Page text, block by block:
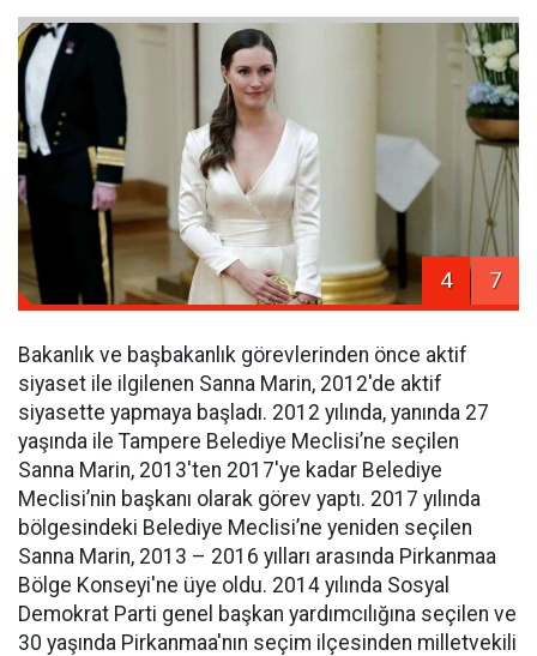
4 7
Bakanlık ve başbakanlık görevlerinden önce aktif
siyaset ile ilgilenen Sanna Marin, 2012'de aktif
siyasette yapmaya başladı. 2012 yılında, yanında 27
yaşında ile Tampere Belediye Meclisi’ne seçilen
Sanna Marin, 2013'ten 2017'ye kadar Belediye
Meclisi’nin başkanı olarak görev yaptı. 2017 yılında
bölgesindeki Belediye Meclisi’ne yeniden seçilen
Sanna Marin, 2013 – 2016 yılları arasında Pirkanmaa
Bölge Konseyi'ne üye oldu. 2014 yılında Sosyal
Demokrat Parti genel başkan yardımcılığına seçilen ve
30 yaşında Pirkanmaa'nın seçim ilçesinden milletvekili